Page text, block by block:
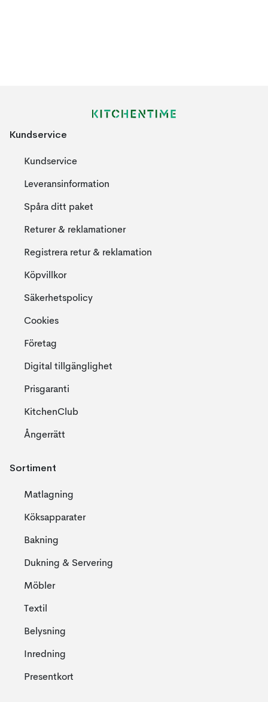
Kundservice
Kundservice
Leveransinformation
Spåra ditt paket
Returer & reklamationer
Registrera retur & reklamation
Köpvillkor
Säkerhetspolicy
Cookies
Företag
Digital tillgänglighet
Prisgaranti
KitchenClub
Ångerrätt
Sortiment
Matlagning
Köksapparater
Bakning
Dukning & Servering
Möbler
Textil
Belysning
Inredning
Presentkort